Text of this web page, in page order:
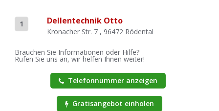
1 Dellentechnik Otto
Kronacher Str. 7 , 96472 Rödental
Brauchen Sie Informationen oder Hilfe?
Rufen Sie uns an, wir helfen Ihnen weiter!
Telefonnummer anzeigen
Gratisangebot einholen